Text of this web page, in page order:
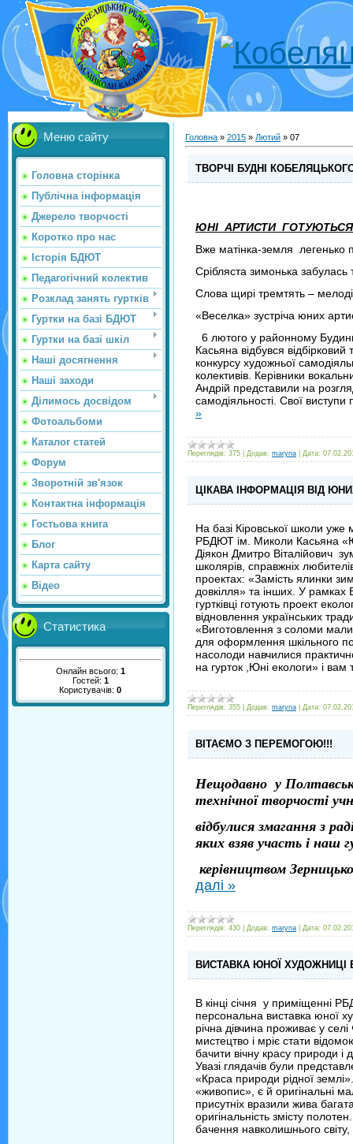
Меню сайту
Головна сторінка
Публічна інформація
Джерело творчості
Коротко про нас
Історія БДЮТ
Педагогічний колектив
Розклад занять гуртків
Гуртки на базі БДЮТ
Гуртки на базі шкіл
Наші досягнення
Наші заходи
Ділимось досвідом
Фотоальбоми
Каталог статей
Форум
Зворотній зв'язок
Контактна інформація
Гостьова книга
Блог
Карта сайту
Відео
Статистика
Онлайн всього: 1
Гостей: 1
Користувачів:0
Головна » 2015 » Лютий » 07
ТВОРЧІ БУДНІ
ЮНІ АРТИСТИ
Вже матінка-земля легенько
Срібляста зимонька
Слова щирі тремтять –
«Веселка» зустріча юних
6 лютого у районному
Касьяна відбувся
конкурсу художньої
колективів. Керівники
Андрій представили на
самодіяльності. Свої
»
Переглядів: 375 Додав: maryna Дата:
ЦІКАВА ІНФОРМАЦІЯ ВІД
На базі Кіровської школи
РБДЮТ ім. Миколи Касьяна
Діякон Дмитро Віталійович
школярів, справжніх
проектах: «Замість ялинки
довкілля» та інших. У рамках
гуртківці готують проект
відновлення українських
«Виготовлення з соломи
для оформлення шкільного
насолоди навчилися
на гурток ,Юні екологи» і
Переглядів: 355 Додав: maryna Дата:
ВІТАЄМО З ПЕРЕМОГОЮ!!!
Нещодавно у
технічної творчості
відбулися змагання з
яких взяв участь і наш
керівництвом
далі »
Переглядів: 430 Додав: maryna Дата:
ВИСТАВКА ЮНОЇ ХУДОЖНИЦІ
В кінці січня у приміщенні
персональна виставка юної
річна дівчина проживає у
мистецтво і мріє стати
бачити вічну красу природи і
Увазі глядачів були
«Краса природи рідної землі».
«живопис», є й оригінальні
присутніх вразили жива
оригінальність змісту
бачення навколишнього